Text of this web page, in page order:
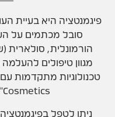
פיגמנטציה היא בעיית
סובל מכתמים על
הורמונלית, סולארית
מגוון טיפולים
Cosmetics" התוצאות מובטחות!
ניתן לטפל בפיגמנטציה